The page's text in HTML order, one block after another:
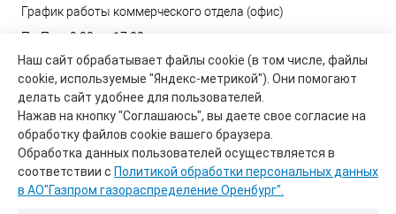
Наш сайт обрабатывает файлы cookie (в том числе, файлы
cookie, используемые "Яндекс-метрикой"). Они помогают
делать сайт удобнее для пользователей.
Нажав на кнопку "Соглашаюсь", вы даете свое согласие на
обработку файлов cookie вашего браузера.
Обработка данных пользователей осуществляется в
соответствии с Политикой обработки персональных данных
в АО"Газпром газораспределение Оренбург".
График работы коммерческого отдела (офис)
Пн-Пт: с 9:00 до 17:00
Сб-Вс: Выходной
__________________________________________
Оформить заявку на установку бытового газового
оборудования возможно на сайте организации АО «Газпром
газораспределение Оренбург»:https://www.oblgaz56.ru/